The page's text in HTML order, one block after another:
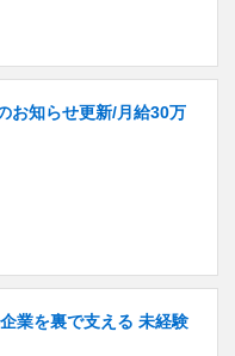
お知らせ更新/月給30万
業を裏で支える 未経験